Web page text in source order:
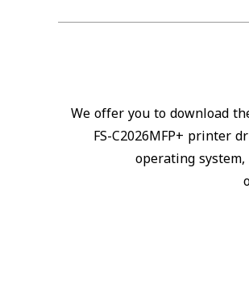
We offer you to download
FS-C2026MFP+ printer
operating